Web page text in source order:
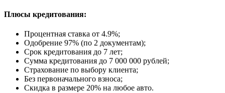
Плюсы кредитования:
Процентная ставка от 4.9%;
Одобрение 97% (по 2 документам);
Срок кредитования до 7 лет;
Сумма кредитования до 7 000 000 рублей;
Страхование по выбору клиента;
Без первоначального взноса;
Скидка в размере 20% на любое авто.